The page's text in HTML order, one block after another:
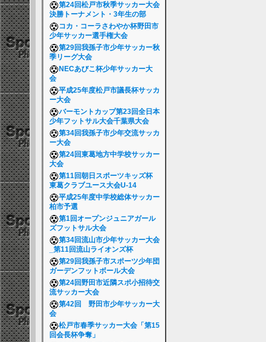
第24回松戸市秋季サッカー大会
決勝トーナメント・3年生の部
コカ・コーラさわやか杯野田市
少年サッカー選手権大会
第29回我孫子市少年サッカー秋
季リーグ大会
NECあびこ杯少年サッカー大
会
平成25年度松戸市議長杯サッカ
ー大会
バーモントカップ第23回全日本
少年フットサル大会千葉県大会
第34回我孫子市少年交流サッカ
ー大会
第24回東葛地方中学校サッカー
大会
第11回朝日スポーツキッズ杯
東葛クラブユース大会U-14
平成25年度中学校総体サッカー
柏市予選
第1回オープンジュニアガール
ズフットサル大会
第34回流山市少年サッカー大会
_第11回流山ライオンズ杯
第29回我孫子市スポーツ少年団
ガーデンフットボール大会
第24回野田市近隣スポ小招待交
流サッカー大会
第42回 野田市少年サッカー大
会
松戸市春季サッカー大会「第15
回会長杯争奪」